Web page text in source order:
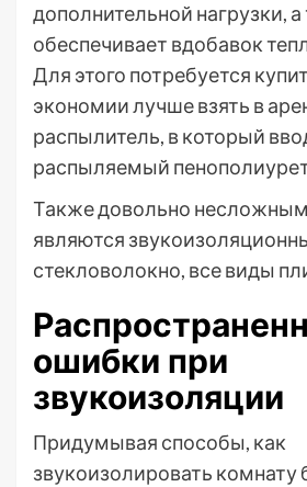
дополнительной нагрузки,
обеспечивает вдобавок
Для этого потребуется
экономии лучше взять в
распылитель, в который
распыляемый
Также довольно
являются
стекловолокно, все виды
ошибки при
звукоизоляции
Придумывая способы, как
звукоизолировать комнату